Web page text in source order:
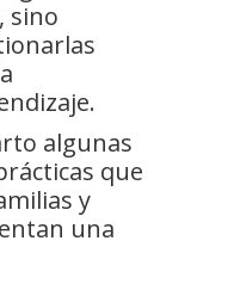
sino
algunas
que
y
una